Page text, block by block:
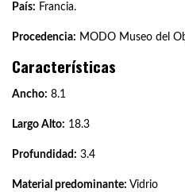
País: Francia.
Procedencia: MODO Museo del
Características
Ancho: 8.1
Largo Alto: 18.3
Profundidad: 3.4
Material predominante: Vidrio